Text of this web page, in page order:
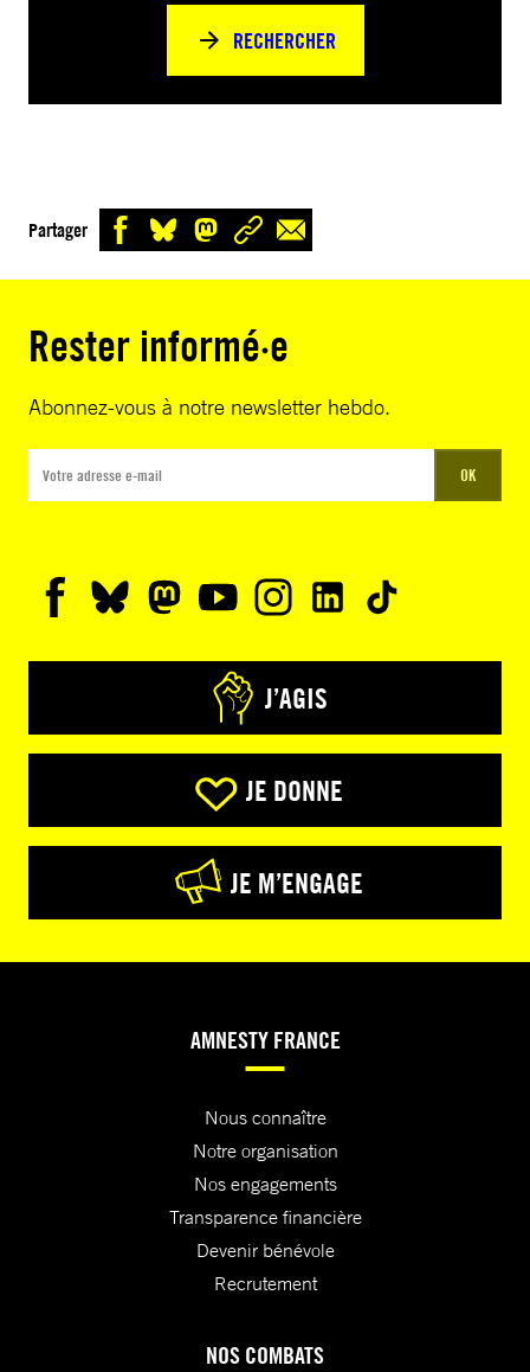
RECHERCHER
Partager
Rester informé·e
Abonnez-vous à notre newsletter hebdo.
OK
J’AGIS
JE DONNE
JE M’ENGAGE
AMNESTY FRANCE
Nous connaître
Notre organisation
Nos engagements
Transparence financière
Devenir bénévole
Recrutement
NOS COMBATS